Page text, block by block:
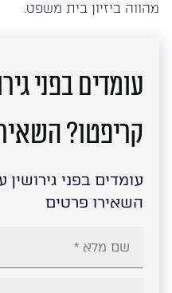
מהווה ביזיון בית משפט.
עומדים בפני
קריפטו?
עומדים בפני
השאירו פרטים